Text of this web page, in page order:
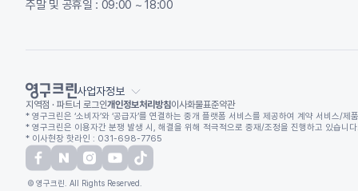
주말 및 공휴일 : 09:00 ~ 18:00
사업자정보
지역점 · 파트너 로그인개인정보처리방침이사화물표준약관
* 영구크린은 ‘소비자’와 ‘공급자’를 연결하는 중개 플랫폼 서비스를 제공하여 계약 서비스/
* 영구크린은 이용자간 분쟁 발생 시, 해결을 위해 적극적으로 중재/조정을 진행하고 있습
* 이사현장 핫라인 : 031-698-7765
© 영구크린. All Rights Reserved.